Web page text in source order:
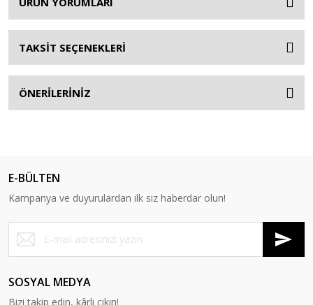
TAKSİT SEÇENEKLERİ
ÖNERİLERİNİZ
E-BÜLTEN
Kampanya ve duyurulardan ilk siz haberdar olun!
SOSYAL MEDYA
Bizi takip edin, kârlı çıkın!